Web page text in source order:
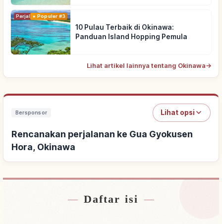
PerjalananPopuler #3
10 Pulau Terbaik di Okinawa:
Panduan Island Hopping Pemula
Lihat artikel lainnya tentang Okinawa→
Bersponsor Lihat opsi
Rencanakan perjalanan ke Gua Gyokusen
Hora, Okinawa
Cari penginapan dekat Gua Gyokusen Hora,
Daftar isi